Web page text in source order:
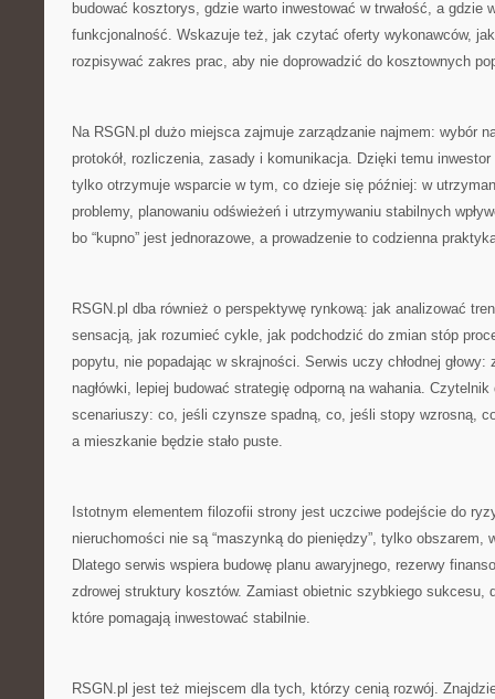
budować kosztorys, gdzie warto inwestować w trwałość, a gdzie
funkcjonalność. Wskazuje też, jak czytać oferty wykonawców,
rozpisywać zakres prac, aby nie doprowadzić do kosztownych
Na RSGN.pl dużo miejsca zajmuje zarządzanie najmem: wybór
protokół, rozliczenia, zasady i komunikacja. Dzięki temu
tylko otrzymuje wsparcie w tym, co dzieje się później: w
problemy, planowaniu odświeżeń i utrzymywaniu stabilnych
bo “kupno” jest jednorazowe, a prowadzenie to codzienna
RSGN.pl dba również o perspektywę rynkową: jak analizować
sensacją, jak rozumieć cykle, jak podchodzić do zmian stóp
popytu, nie popadając w skrajności. Serwis uczy chłodnej głowy:
nagłówki, lepiej budować strategię odporną na wahania.
scenariuszy: co, jeśli czynsze spadną, co, jeśli stopy wzrosną,
a mieszkanie będzie stało puste.
Istotnym elementem filozofii strony jest uczciwe podejście do
nieruchomości nie są “maszynką do pieniędzy”, tylko obszarem,
Dlatego serwis wspiera budowę planu awaryjnego, rezerwy
zdrowej struktury kosztów. Zamiast obietnic szybkiego sukcesu,
które pomagają inwestować stabilnie.
RSGN.pl jest też miejscem dla tych, którzy cenią rozwój.